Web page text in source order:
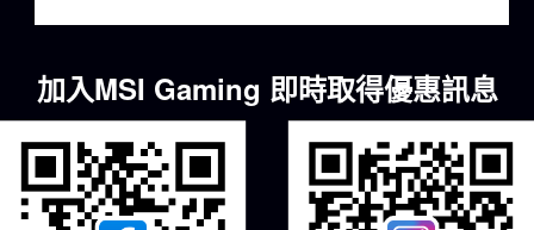
加入MSI Gaming 即時取得優惠訊息